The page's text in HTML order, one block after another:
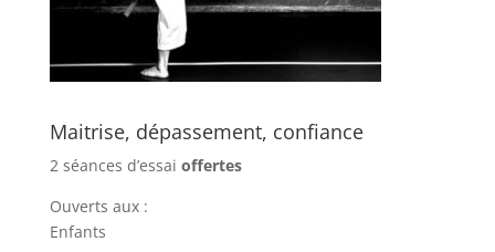
Maitrise, dépassement, confiance
2 séances d’essai offertes
Ouverts aux :
Enfants